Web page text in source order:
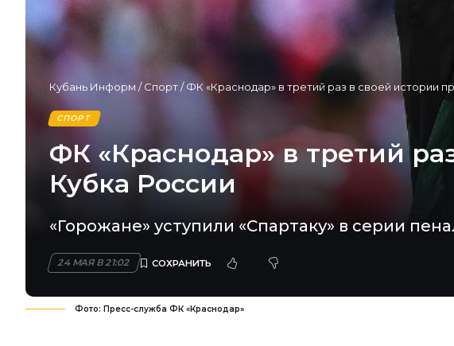
Кубань Информ /Спорт/ФК «Краснодар» в третий раз в своей истории
СПОРТ
ФК «Краснодар» в третий
Кубка России
«Горожане» уступили «Спартаку» в серии
24 МАЯ В 21:02
Фото: Пресс-служба ФК «Краснодар»